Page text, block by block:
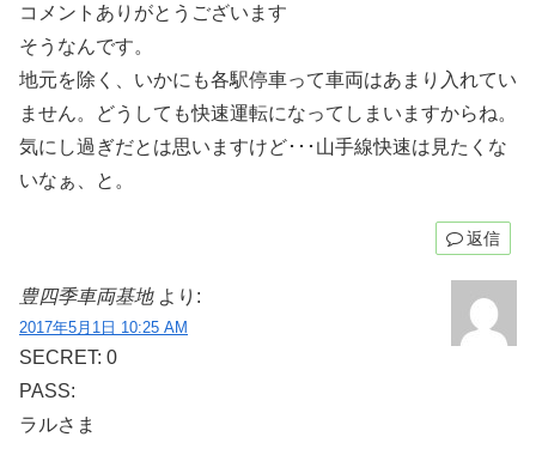
コメントありがとうございます
そうなんです。
地元を除く、いかにも各駅停車って車両はあまり入れてい
ません。どうしても快速運転になってしまいますからね。
気にし過ぎだとは思いますけど･･･山手線快速は見たくな
いなぁ、と。
返信
豊四季車両基地 より:
2017年5月1日 10:25 AM
SECRET: 0
PASS:
ラルさま